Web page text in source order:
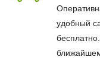
удобный